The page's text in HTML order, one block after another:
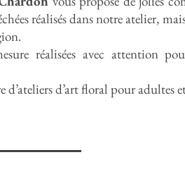
réalisés dans notre atelier,
réalisées avec attention
d’art floral pour adultes